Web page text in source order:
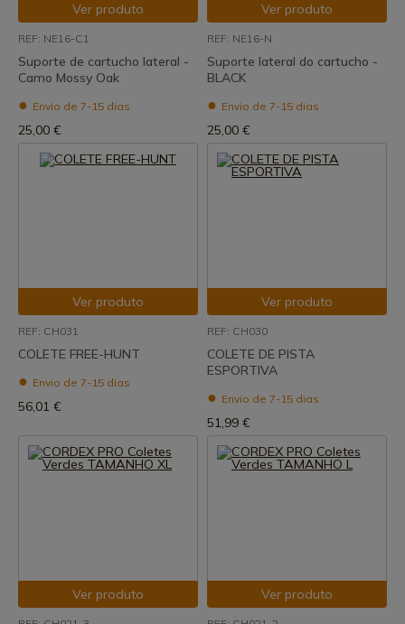
Ver produto
REF: NE16-C1
Suporte de cartucho lateral -
Camo Mossy Oak
Envio de 7-15 dias
25,00 €
Ver produto
REF: NE16-N
Suporte lateral do cartucho -
BLACK
Envio de 7-15 dias
25,00 €
Ver produto
REF: CH031
COLETE FREE-HUNT
Envio de 7-15 dias
56,01 €
Ver produto
REF: CH030
COLETE DE PISTA
ESPORTIVA
Envio de 7-15 dias
51,99 €
Ver produto Ver produto